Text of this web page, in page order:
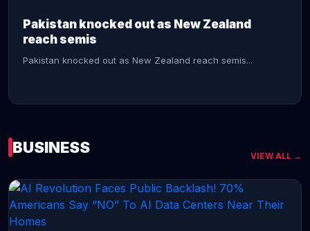
Pakistan knocked out as New Zealand
reach semis
Pakistan knocked out as New Zealand reach semis...
CONTINUE READING →
BUSINESS VIEW ALL →